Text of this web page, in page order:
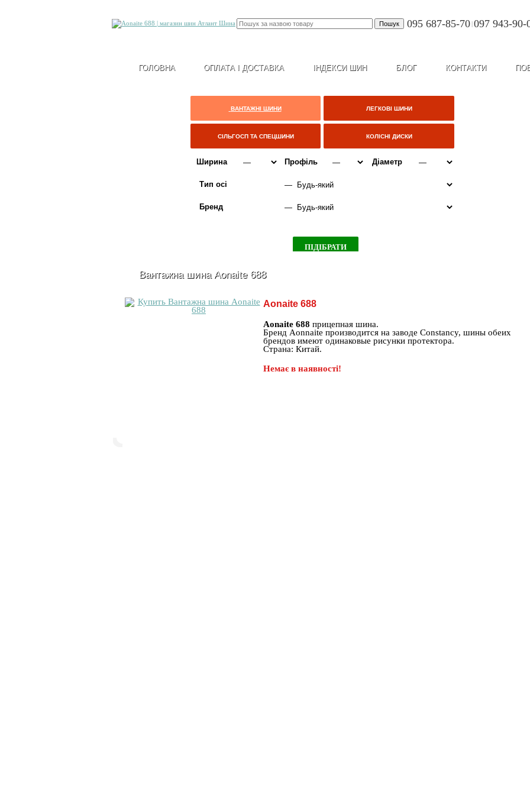
095 687-85-70 |097 943-90-
ГОЛОВНА ОПЛАТА І ДОСТАВКА ІНДЕКСИ ШИН БЛОГ КОНТАКТИ
ВАНТАЖНІ ШИНИ ЛЕГКОВІ ШИНИ
СІЛЬГОСП ТА СПЕЦШИНИ КОЛІСНІ ДИСКИ
Ширина Профіль Діаметр
Тип осі
Бренд
Вантажна шина Aonaite 688
Aonaite 688
Aonaite 688 прицепная шина.
Бренд Aonnaite производится на заводе Constancy, шины обеих
брендов имеют одинаковые рисунки протектора.
Страна: Китай.
Немає в наявності!